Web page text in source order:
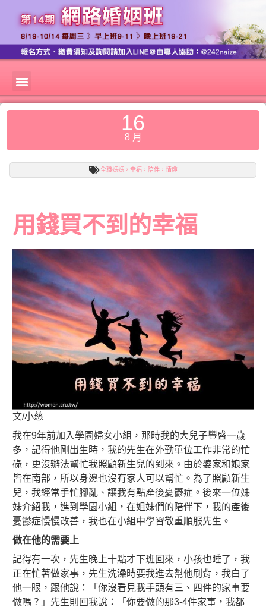
16
8 月
全職媽媽，幸福，陪伴，情趣
用錢買不到的幸福
文/小慈
我在9年前加入學園婦女小組，那時我的大兒子豐盛一歲
多，記得他剛出生時，我的先生在外勤單位工作非常的忙
碌，更沒辦法幫忙我照顧新生兒的到來。由於婆家和娘家
皆在南部，所以身邊也沒有家人可以幫忙。為了照顧新生
兒，我經常手忙腳亂、讓我有點產後憂鬱症。後來一位姊
妹介紹我，進到學園小組，在姐妹們的陪伴下，我的產後
憂鬱症慢慢改善，我也在小組中學習敬重順服先生。
做在他的需要上
記得有一次，先生晚上十點才下班回來，小孩也睡了，我
正在忙著做家事，先生洗澡時要我進去幫他刷背，我白了
他一眼，跟他說：「你沒看見我手頭有三、四件的家事要
做嗎？」先生則回我說：「你要做的那3-4件家事，我都